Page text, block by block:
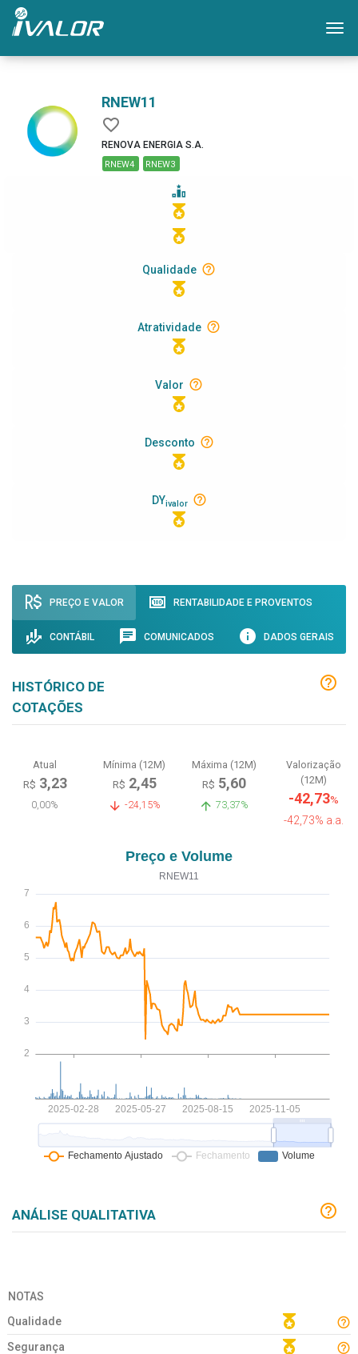
RNEW11
RENOVA ENERGIA S.A.
RNEW4 RNEW3
Qualidade
Atratividade
Valor
Desconto
DYivalor
PREÇO E VALOR RENTABILIDADE E PROVENTOS
CONTÁBIL COMUNICADOS DADOS GERAIS
HISTÓRICO DE
COTAÇÕES
Atual
R$ 3,23
0,00%
Mínima (12M)
R$ 2,45
-24,15%
Máxima (12M)
R$ 5,60
73,37%
Valorização
(12M)
-42,73%
-42,73% a.a.
ANÁLISE QUALITATIVA
NOTAS
Qualidade
Segurança